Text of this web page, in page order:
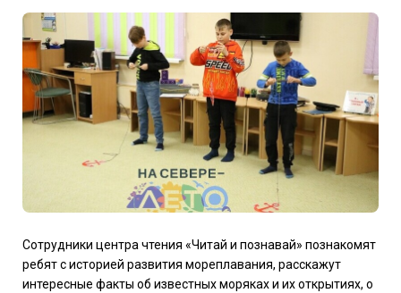
Сотрудники центра чтения «Читай и познавай» познакомят
ребят с историей развития мореплавания, расскажут
интересные факты об известных моряках и их открытиях, о